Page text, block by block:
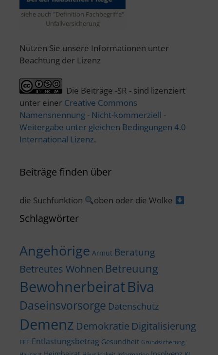
siehe auch "Definition Fachbegriffe"
Unfallversicherung
Nutzen Sie unsere Informationen unter
Beachtung der Lizenz
Die Beiträge -SR - sind lizenziert
unter einer Creative Commons
Namensnennung - Nicht-kommerziell -
Weitergabe unter gleichen Bedingungen 4.0
International Lizenz.
Beiträge finden über
die Suchfunktion oben oder die Wolke
Schlagwörter
Angehörige Armut Beratung
Betreutes Wohnen Betreuung
BewohnerbeiratBiva
Daseinsvorsorge Datenschutz
Demenz Demokratie Digitalisierung
EEE Entlastungsbetrag Gesundheit Grundsicherung